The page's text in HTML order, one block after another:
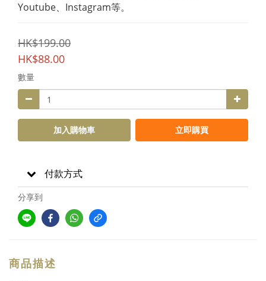
Youtube、Instagram等。
HK$199.00
HK$88.00
數量
加入購物車 立即購買
付款方式
分享到
商品描述